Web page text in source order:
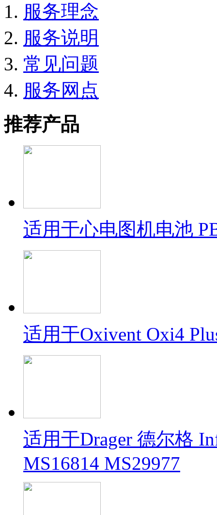
服务理念
服务说明
常见问题
服务网点
推荐产品
适用于心电图机电池
适用于Oxivent Oxi4
适用于Drager 德尔格
MS16814 MS29977